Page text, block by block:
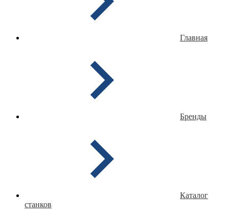
Главная
Бренды
Каталог
станков